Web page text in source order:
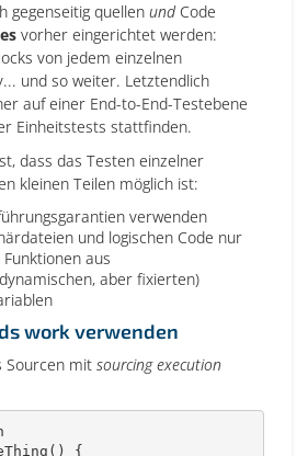
gegenseitig quellen undCode
vorher eingerichtet werden:
von jedem einzelnen
und so weiter. Letztendlich
auf einer End-to-End-Testebene
Einheitstests stattfinden.
dass das Testen einzelner
kleinen Teilen möglich ist:
verwenden
und logischen Code nur
aus
aber fixierten)
work verwenden
Sourcen mit sourcing execution
( ) {